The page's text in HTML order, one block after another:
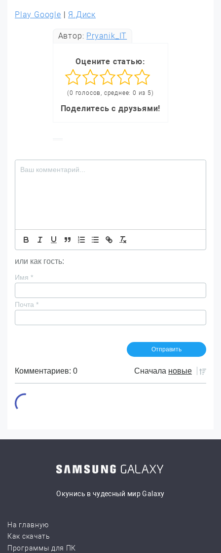
Play Google | Я.Диск
Автор: Pryanik_IT
Оцените статью:
(0 голосов, среднее: 0 из 5)
Поделитесь с друзьями!
или как гость:
Имя *
Почта *
Комментариев: 0 Сначала новые
Окунись в чудесный мир Galaxy
На главную
Как скачать
Программы для ПК